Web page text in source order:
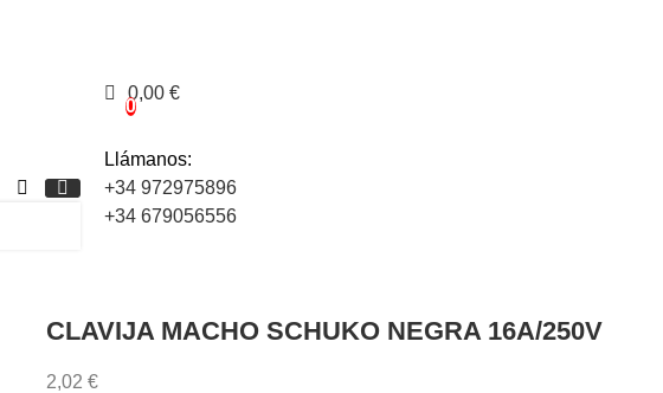
0,00 €
0
Llámanos:
+34 972975896
+34 679056556
CLAVIJA MACHO SCHUKO NEGRA 16A/250V
2,02 €